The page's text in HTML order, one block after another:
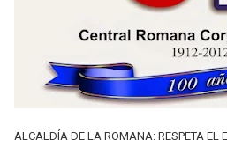
ALCALDÍA DE LA ROMANA: RESPETA EL